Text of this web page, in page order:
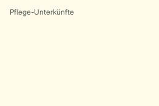
Pflege-Unterkünfte